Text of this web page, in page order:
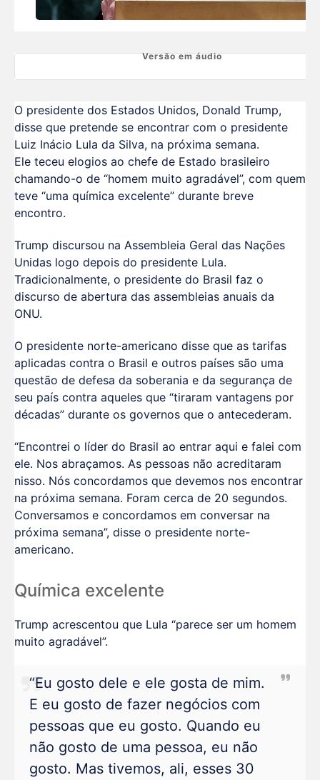
© REUTERS/MIKE SEGAR/PROIBIDA REPRODUÇÃO
Versão em áudio
O presidente dos Estados Unidos, Donald Trump,
disse que pretende se encontrar com o presidente
Luiz Inácio Lula da Silva, na próxima semana.
Ele teceu elogios ao chefe de Estado brasileiro
chamando-o de “homem muito agradável”, com quem
teve “uma química excelente” durante breve
encontro.
Trump discursou na Assembleia Geral das Nações
Unidas logo depois do presidente Lula.
Tradicionalmente, o presidente do Brasil faz o
discurso de abertura das assembleias anuais da
ONU.
O presidente norte-americano disse que as tarifas
aplicadas contra o Brasil e outros países são uma
questão de defesa da soberania e da segurança de
seu país contra aqueles que “tiraram vantagens por
décadas” durante os governos que o antecederam.
“Encontrei o líder do Brasil ao entrar aqui e falei com
ele. Nos abraçamos. As pessoas não acreditaram
nisso. Nós concordamos que devemos nos encontrar
na próxima semana. Foram cerca de 20 segundos.
Conversamos e concordamos em conversar na
próxima semana”, disse o presidente norte-
americano.
Química excelente
Trump acrescentou que Lula “parece ser um homem
muito agradável”.
“Eu gosto dele e ele gosta de mim.
E eu gosto de fazer negócios com
pessoas que eu gosto. Quando eu
não gosto de uma pessoa, eu não
gosto. Mas tivemos, ali, esses 30